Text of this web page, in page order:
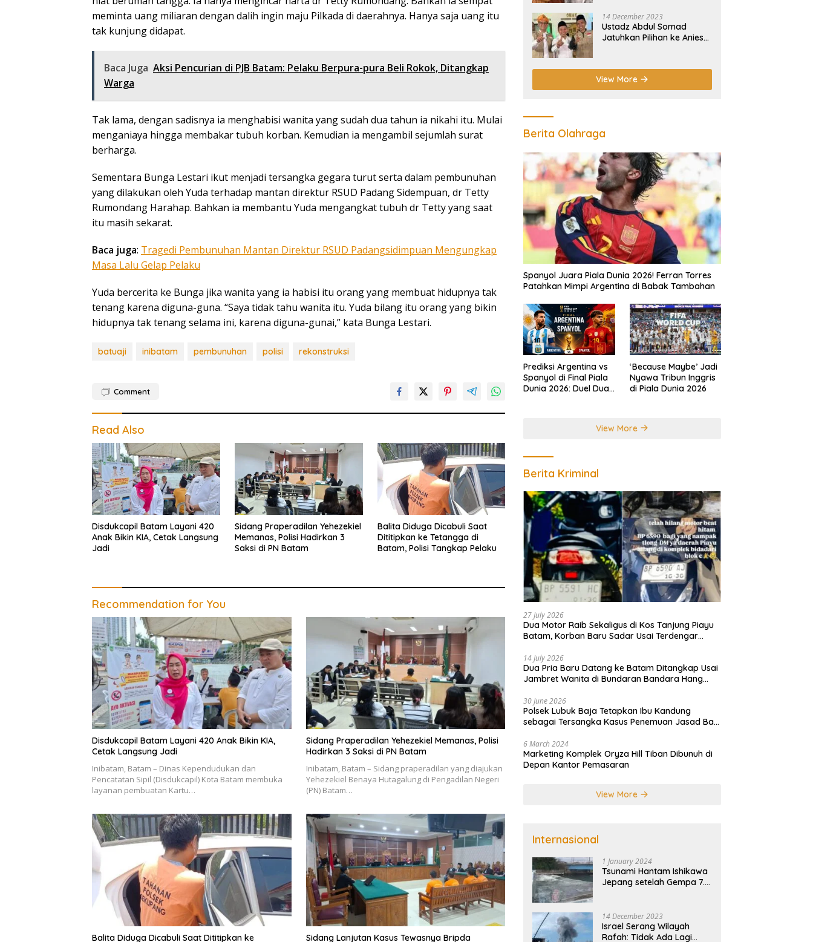
meminta uang miliaran dengan dalih ingin maju Pilkada di daerahnya. Hanya saja uang itu
tak kunjung didapat.
Baca Juga Aksi Pencurian di PJB Batam: Pelaku Berpura-pura Beli Rokok, Ditangkap
Warga
Tak lama, dengan sadisnya ia menghabisi wanita yang sudah dua tahun ia nikahi itu. Mulai
menganiaya hingga membakar tubuh korban. Kemudian ia mengambil sejumlah surat
berharga.
Sementara Bunga Lestari ikut menjadi tersangka gegara turut serta dalam pembunuhan
yang dilakukan oleh Yuda terhadap mantan direktur RSUD Padang Sidempuan, dr Tetty
Rumondang Harahap. Bahkan ia membantu Yuda mengangkat tubuh dr Tetty yang saat
itu masih sekarat.
Baca juga: Tragedi Pembunuhan Mantan Direktur RSUD Padangsidimpuan Mengungkap
Masa Lalu Gelap Pelaku
Yuda bercerita ke Bunga jika wanita yang ia habisi itu orang yang membuat hidupnya tak
tenang karena diguna-guna. “Saya tidak tahu wanita itu. Yuda bilang itu orang yang bikin
hidupnya tak tenang selama ini, karena diguna-gunai,” kata Bunga Lestari.
batuaji inibatam pembunuhan polisi rekonstruksi
Comment
Read Also
Disdukcapil Batam Layani 420
Anak Bikin KIA, Cetak Langsung
Jadi
Sidang Praperadilan Yehezekiel
Memanas, Polisi Hadirkan 3
Saksi di PN Batam
Balita Diduga Dicabuli Saat
Dititipkan ke Tetangga di
Batam, Polisi Tangkap Pelaku
Recommendation for You
Disdukcapil Batam Layani 420 Anak Bikin KIA,
Cetak Langsung Jadi
Inibatam, Batam – Dinas Kependudukan dan
Pencatatan Sipil (Disdukcapil) Kota Batam membuka
layanan pembuatan Kartu…
Sidang Praperadilan Yehezekiel Memanas, Polisi
Hadirkan 3 Saksi di PN Batam
Inibatam, Batam – Sidang praperadilan yang diajukan
Yehezekiel Benaya Hutagalung di Pengadilan Negeri
(PN) Batam…
Balita Diduga Dicabuli Saat Dititipkan ke Sidang Lanjutan Kasus Tewasnya Bripda
14 December 2023
Ustadz Abdul Somad
Jatuhkan Pilihan ke Anies-
View More
Berita Olahraga
Spanyol Juara Piala Dunia 2026! Ferran Torres
Patahkan Mimpi Argentina di Babak Tambahan
Prediksi Argentina vs
Spanyol di Final Piala
Dunia 2026: Duel Dua
‘Because Maybe’ Jadi
Nyawa Tribun Inggris
di Piala Dunia 2026
View More
Berita Kriminal
27 July 2026
Dua Motor Raib Sekaligus di Kos Tanjung Piayu
Batam, Korban Baru Sadar Usai Terdengar
14 July 2026
Dua Pria Baru Datang ke Batam Ditangkap Usai
Jambret Wanita di Bundaran Bandara Hang
30 June 2026
Polsek Lubuk Baja Tetapkan Ibu Kandung
sebagai Tersangka Kasus Penemuan Jasad Bayi
6 March 2024
Marketing Komplek Oryza Hill Tiban Dibunuh di
Depan Kantor Pemasaran
View More
Internasional
1 January 2024
Tsunami Hantam Ishikawa
Jepang setelah Gempa 7.5
14 December 2023
Israel Serang Wilayah
Rafah: Tidak Ada Lagi